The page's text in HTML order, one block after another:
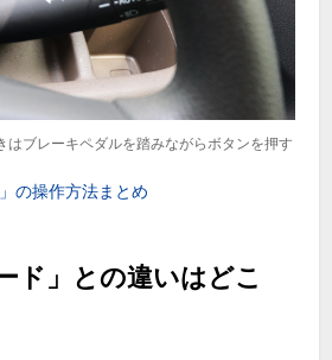
はブレーキペダルを踏みながらボタンを押す
の操作方法まとめ
ド」との違いはどこ